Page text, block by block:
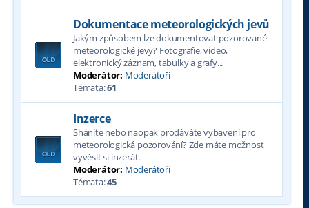
Dokumentace meteorologických jevů
Jakým způsobem lze dokumentovat pozorované
meteorologické jevy? Fotografie, video,
elektronický záznam, tabulky a grafy...
Moderátor: Moderátoři
Témata:61
Inzerce
Sháníte nebo naopak prodáváte vybavení pro
meteorologická pozorování? Zde máte možnost
vyvěsit si inzerát.
Moderátor: Moderátoři
Témata:45